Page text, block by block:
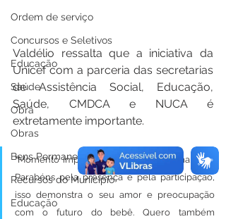
Ordem de serviço
Concursos e Seletivos
Educação
Saúde
Obra
Obras
Bens Permanentes
Recursos do Município
Educação
Valdélio ressalta que a iniciativa da
Unicef com a parceria das secretarias
de Assistência Social, Educação,
Saúde, CMDCA e NUCA é
extretamente importante.
"Momento importante para todas as mamães.
Parabéns pela presença e pela participação,
isso demonstra o seu amor e preocupação
com o futuro do bebê. Quero também